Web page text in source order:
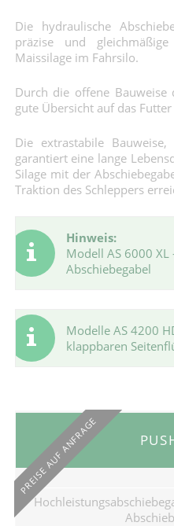
Die hydraulische
präzise und
Maissilage im Fahrsilo.
Durch die offene Bauweise
gute Übersicht auf das
Die extrastabile
garantiert eine lange
Silage mit der
Traktion des Schleppers
Hinweis:
Modell AS 6000
Abschiebegabel
Modelle AS 4200
klappbaren
PREISE AUF ANFRAGE